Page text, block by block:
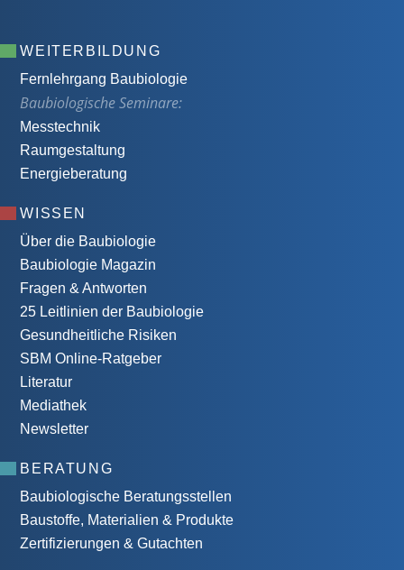
WEITERBILDUNG
Fernlehrgang Baubiologie
Baubiologische Seminare:
Messtechnik
Raumgestaltung
Energieberatung
WISSEN
Über die Baubiologie
Baubiologie Magazin
Fragen & Antworten
25 Leitlinien der Baubiologie
Gesundheitliche Risiken
SBM Online-Ratgeber
Literatur
Mediathek
Newsletter
BERATUNG
Baubiologische Beratungsstellen
Baustoffe, Materialien & Produkte
Zertifizierungen & Gutachten